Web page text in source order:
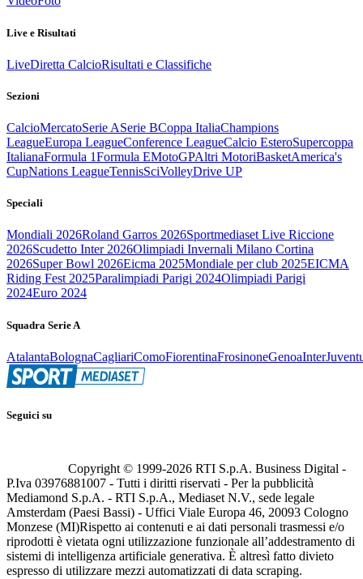
Live e Risultati
LiveDiretta CalcioRisultati e Classifiche
Sezioni
CalcioMercatoSerie ASerie BCoppa ItaliaChampions
LeagueEuropa LeagueConference LeagueCalcio EsteroSupercoppa
ItalianaFormula 1Formula EMotoGPAltri MotoriBasketAmerica's
CupNations LeagueTennisSciVolleyDrive UP
Speciali
Mondiali 2026Roland Garros 2026Sportmediaset Live Riccione
2026Scudetto Inter 2026Olimpiadi Invernali Milano Cortina
2026Super Bowl 2026Eicma 2025Mondiale per club 2025EICMA
Riding Fest 2025Paralimpiadi Parigi 2024Olimpiadi Parigi
2024Euro 2024
Squadra Serie A
AtalantaBolognaCagliariComoFiorentinaFrosinoneGenoaInter
Seguici su
Copyright © 1999-2026 RTI S.p.A. Business Digital -
P.Iva 03976881007 - Tutti i diritti riservati - Per la pubblicità
Mediamond S.p.A. - RTI S.p.A., Mediaset N.V., sede legale
Amsterdam (Paesi Bassi) - Uffici Viale Europa 46, 20093 Cologno
Monzese (MI)Rispetto ai contenuti e ai dati personali trasmessi e/o
riprodotti è vietata ogni utilizzazione funzionale all’addestramento di
sistemi di intelligenza artificiale generativa. È altresì fatto divieto
espresso di utilizzare mezzi automatizzati di data scraping.